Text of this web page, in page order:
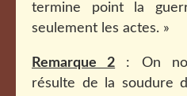
termine point la
seulement les actes. »
Remarque 2 : On
résulte de la soudure